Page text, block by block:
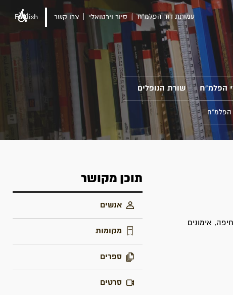
עמותת דור הפלמ"ח סיור וירטואלי צרו קשר English
הפלמ"ח שורת הנופלים
הפלמ"ח
אימונים
תוכן מקושר
אנשים
מקומות
ספרים
סרטים